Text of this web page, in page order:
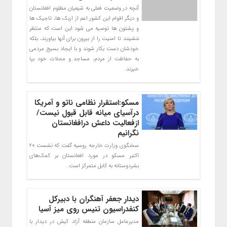
آنچه در وضعیت فعلی به شیعیان مظلوم افغانستان
و دیگر اقوام این کشور اعم از ازبک ها، تاجیک ها
و پشتون ها توصیه می شود این است که منتظر
ننشینند تا امنیت را از بیرون برای آنها بیاورند، بلکه
خودشان دست بکار شوند و با ایجاد بسیج مردمی
به حفاظت از مردم، مساجد و محلات خود بپا
خیزند.
مسکو:استقرار نظامی ناتو و آمریکا
درآسیای میانه قابل قبول نیست/
ازفعالیت داعش درافغانستان
نگرانیم
سخنگوی وزارت خارجه روسیه گفت که نشست ۲۰
اکتبر مسکو در مورد افغانستان بر کمک‌های
بشردوستانه به کابل متمرکز است.
دیدار جعفر آهنگران با دبیرکل
کنفدراسیون تنیس روی میز آسیا
مدیرعامل سازمان منطقه آزاد کیش در دیدار با